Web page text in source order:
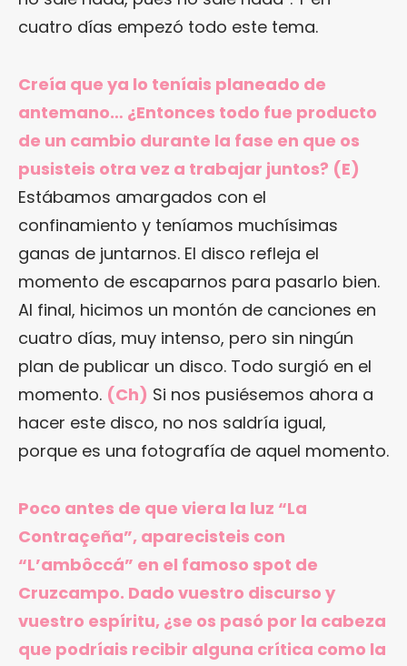
cuatro días empezó todo este tema.
Creía que ya lo teníais planeado de
antemano… ¿Entonces todo fue producto
de un cambio durante la fase en que os
pusisteis otra vez a trabajar juntos? (E)
Estábamos amargados con el
confinamiento y teníamos muchísimas
ganas de juntarnos. El disco refleja el
momento de escaparnos para pasarlo bien.
Al final, hicimos un montón de canciones en
cuatro días, muy intenso, pero sin ningún
plan de publicar un disco. Todo surgió en el
momento. (Ch) Si nos pusiésemos ahora a
hacer este disco, no nos saldría igual,
porque es una fotografía de aquel momento.
Poco antes de que viera la luz “La
Contraçeña”, aparecisteis con
“L’ambôccá” en el famoso spot de
Cruzcampo. Dado vuestro discurso y
vuestro espíritu, ¿se os pasó por la cabeza
que podríais recibir alguna crítica como la